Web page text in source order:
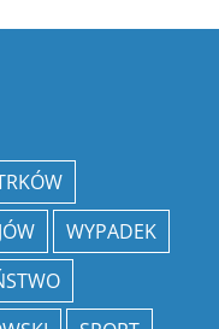
WYPADEK